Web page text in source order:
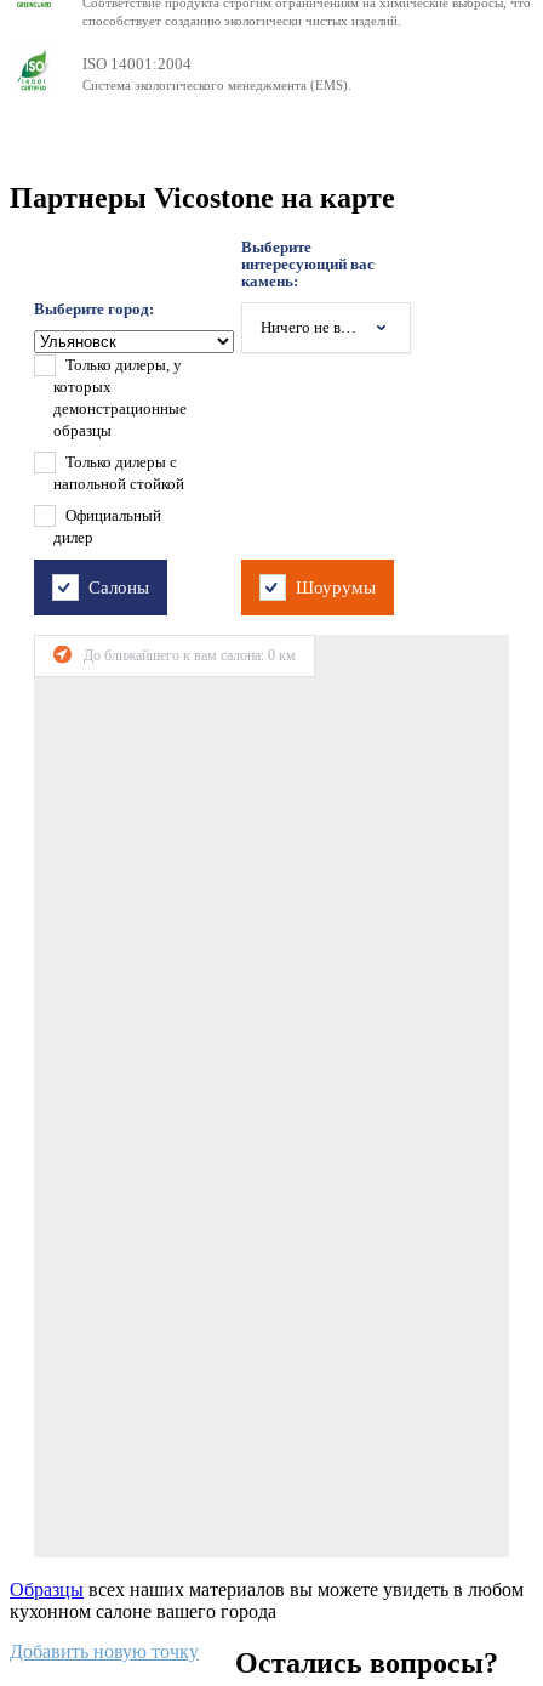
способствует созданию экологически чистых изделий.
ISO 14001:2004
Система экологического менеджмента (EMS).
Партнеры Vicostone на карте
Выберите город:
Выберите
интересующий вас
камень:
Ничего не выбрано
Только дилеры, у
которых
демонстрационные
образцы
Только дилеры с
напольной стойкой
Официальный
дилер
Салоны Шоурумы
До ближайшего к вам салона: 0 км
Образцы всех наших материалов вы можете увидеть в любом
кухонном салоне вашего города
Добавить новую точку
Остались вопросы?